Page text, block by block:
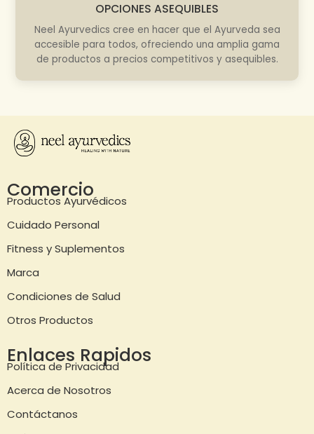
OPCIONES ASEQUIBLES
Neel Ayurvedics cree en hacer que el Ayurveda sea
accesible para todos, ofreciendo una amplia gama
de productos a precios competitivos y asequibles.
Comercio
Productos Ayurvédicos
Cuidado Personal
Fitness y Suplementos
Marca
Condiciones de Salud
Otros Productos
Enlaces Rapidos
Política de Privacidad
Acerca de Nosotros
Contáctanos